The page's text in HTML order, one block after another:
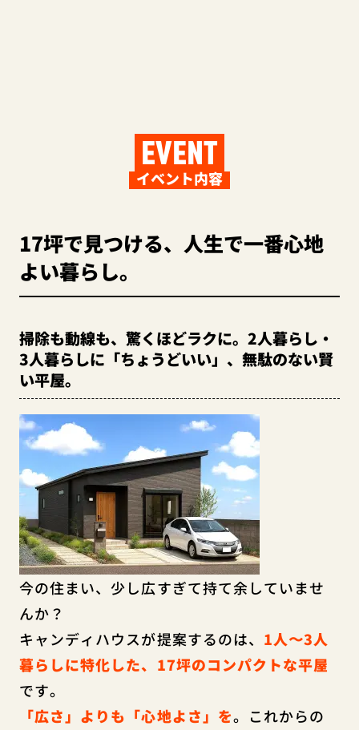
EVENT
イベント内容
17坪で見つける、人生で一番心地
よい暮らし。
掃除も動線も、驚くほどラクに。2人暮らし・
3人暮らしに「ちょうどいい」、無駄のない賢
い平屋。
今の住まい、少し広すぎて持て余していませ
んか？
キャンディハウスが提案するのは、 1人〜3人
暮らしに特化した、17坪のコンパクトな平屋
です。
「広さ」よりも「心地よさ」を。これからの